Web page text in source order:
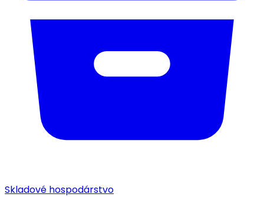
Skladové hospodárstvo